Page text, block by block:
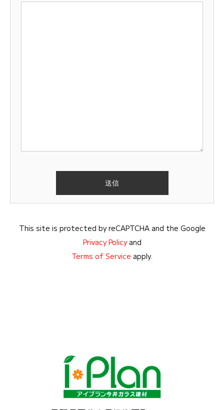
This site is protected by reCAPTCHA and the Google
Privacy Policyand
Terms of Service apply.